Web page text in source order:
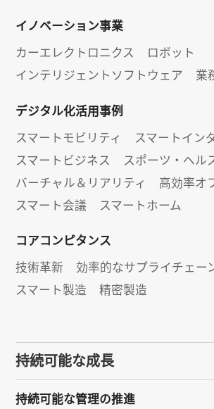
イノベーション事業
カーエレクトロニクス
ロボット
インテリジェントソフトウェア
業
デジタル化活用事例
スマートモビリティ
スマートイン
スマートビジネス
スポーツ・ヘル
バーチャル＆リアリティ
高効率オ
スマート会議
スマートホーム
コアコンピタンス
技術革新
効率的なサプライチェー
スマート製造
精密製造
持続可能な成長
持続可能な管理の推進